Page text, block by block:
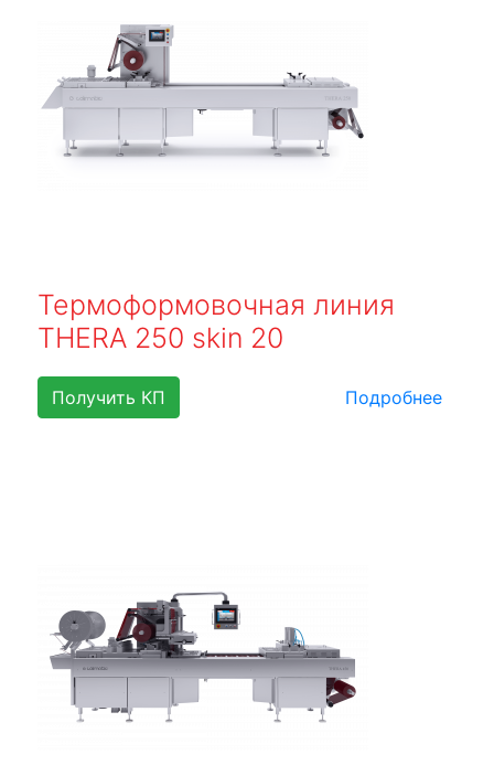
Термоформовочная линия
THERA 250 skin 20
Получить КП Подробнее